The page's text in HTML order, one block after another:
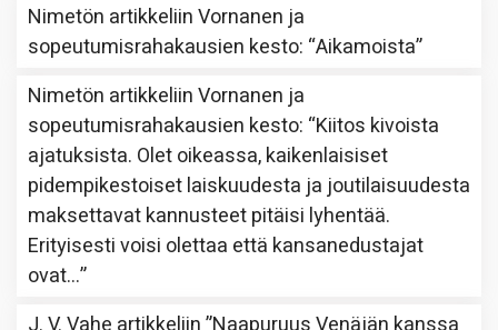
Nimetön artikkeliinVornanen ja
sopeutumisrahakausien kesto: “Aikamoista”
Nimetön artikkeliinVornanen ja
sopeutumisrahakausien kesto: “Kiitos kivoista
ajatuksista. Olet oikeassa, kaikenlaisiset
pidempikestoiset laiskuudesta ja joutilaisuudesta
maksettavat kannusteet pitäisi lyhentää.
Erityisesti voisi olettaa että kansanedustajat
ovat…”